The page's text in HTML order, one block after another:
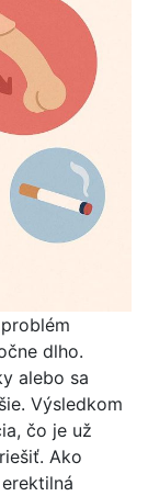
dlho.
alebo sa
Výsledkom
čo je už
Ako